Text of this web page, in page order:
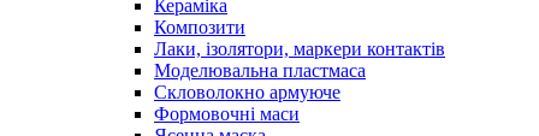
Кераміка
Композити
Лаки, ізолятори, маркери контактів
Моделювальна пластмаса
Скловолокно армуюче
Формовочні маси